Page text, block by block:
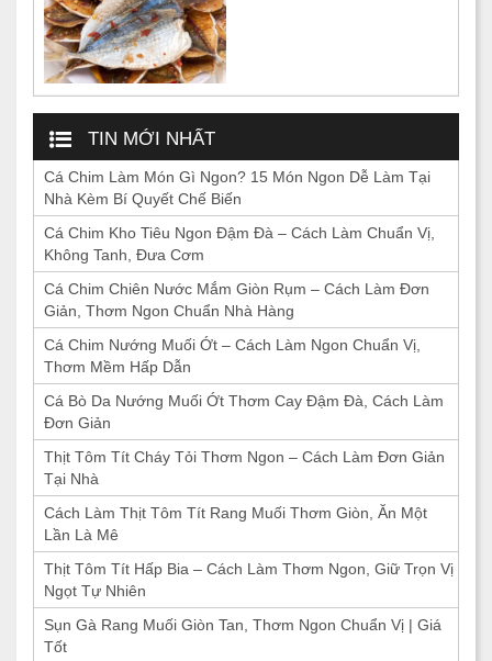
TIN MỚI NHẤT
Cá Chim Làm Món Gì Ngon? 15 Món Ngon Dễ Làm Tại
Nhà Kèm Bí Quyết Chế Biến
Cá Chim Kho Tiêu Ngon Đậm Đà – Cách Làm Chuẩn Vị,
Không Tanh, Đưa Cơm
Cá Chim Chiên Nước Mắm Giòn Rụm – Cách Làm Đơn
Giản, Thơm Ngon Chuẩn Nhà Hàng
Cá Chim Nướng Muối Ớt – Cách Làm Ngon Chuẩn Vị,
Thơm Mềm Hấp Dẫn
Cá Bò Da Nướng Muối Ớt Thơm Cay Đậm Đà, Cách Làm
Đơn Giản
Thịt Tôm Tít Cháy Tỏi Thơm Ngon – Cách Làm Đơn Giản
Tại Nhà
Cách Làm Thịt Tôm Tít Rang Muối Thơm Giòn, Ăn Một
Lần Là Mê
Thịt Tôm Tít Hấp Bia – Cách Làm Thơm Ngon, Giữ Trọn Vị
Ngọt Tự Nhiên
Sụn Gà Rang Muối Giòn Tan, Thơm Ngon Chuẩn Vị | Giá
Tốt